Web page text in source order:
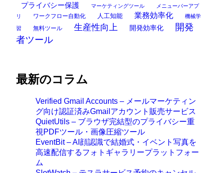
プライバシー保護 マーケティングツール
メニューバーアプ
リ
ワークフロー自動化 人工知能 業務効率化 機械学
習 無料ツール 生産性向上 開発効率化
開発
者ツール
最新のコラム
Verified Gmail Accounts – メールマーケティン
グ向け認証済みGmailアカウント販売サービス
QuietUtils – ブラウザ完結型のプライバシー重
視PDFツール・画像圧縮ツール
EventBit – AI顔認識で結婚式・イベント写真を
高速配信するフォトギャラリープラットフォー
ム